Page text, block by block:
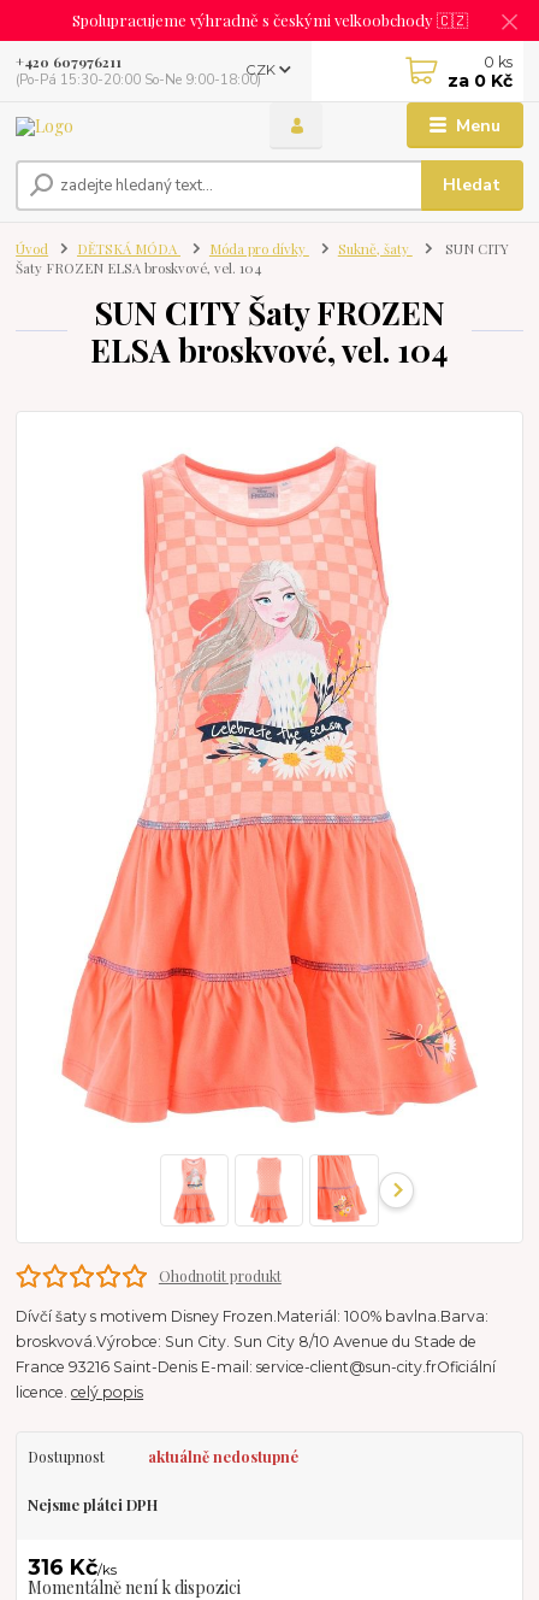
Spolupracujeme výhradně s českými velkoobchody 🇨🇿
Menu
CZK
Hledat
+420 607976211
(Po-Pá 15:30-20:00 So-Ne 9:00-18:00)
0 ks
za 0 Kč
Úvod DĚTSKÁ MÓDA Móda pro dívky Sukně, šaty
SUN CITY
Šaty FROZEN ELSA broskvové, vel. 104
SUN CITY Šaty FROZEN
ELSA broskvové, vel. 104
Ohodnotit produkt
Dívčí šaty s motivem Disney Frozen.Materiál: 100% bavlna.Barva:
broskvová.Výrobce: Sun City. Sun City 8/10 Avenue du Stade de
France 93216 Saint-Denis E-mail: service-client@sun-city.frOficiální
licence.celý popis
Dostupnost aktuálně nedostupné
Nejsme plátci DPH
316 Kč/ks
Momentálně není k dispozici